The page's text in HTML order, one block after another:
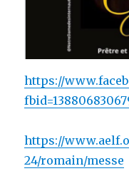
https://
https://
24/romain/messe